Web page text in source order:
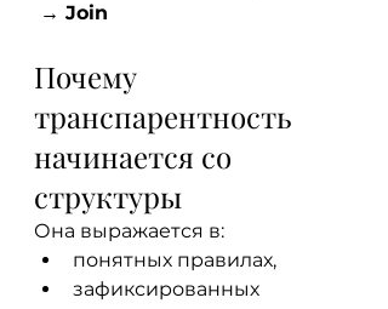
→ Join
Почему
транспарентность
начинается со
структуры
Она выражается в:
понятных правилах,
зафиксированных